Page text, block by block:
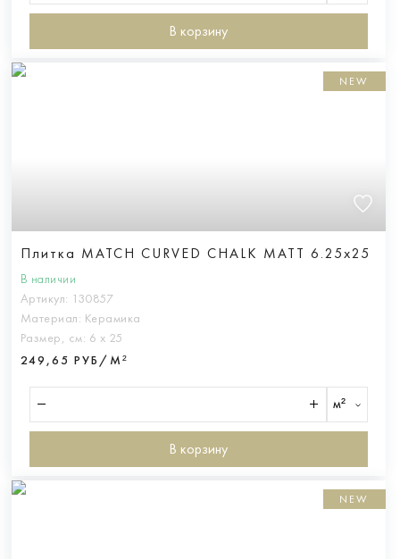
В корзину
NEW
Плитка MATCH CURVED CHALK MATT 6.25x25
В наличии
Артикул: 130857
Материал: Керамика
Размер, см: 6 х 25
249,65 РУБ/М²
м²
В корзину
NEW